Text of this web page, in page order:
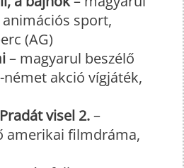
sport,
(AG)
– magyarul beszélő
akció vígjáték,
visel 2.–
amerikai filmdráma,